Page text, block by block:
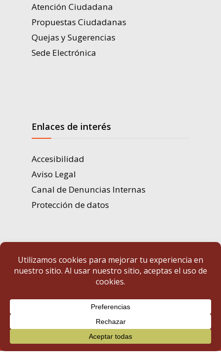
Atención Ciudadana
Propuestas Ciudadanas
Quejas y Sugerencias
Sede Electrónica
Enlaces de interés
Accesibilidad
Aviso Legal
Canal de Denuncias Internas
Protección de datos
Portal de Transparencia | Diputación de Badajoz